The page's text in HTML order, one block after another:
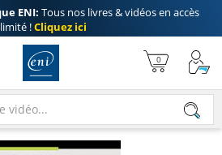
ENI: Tous nos livres & vidéos en accès
!Cliquez ici